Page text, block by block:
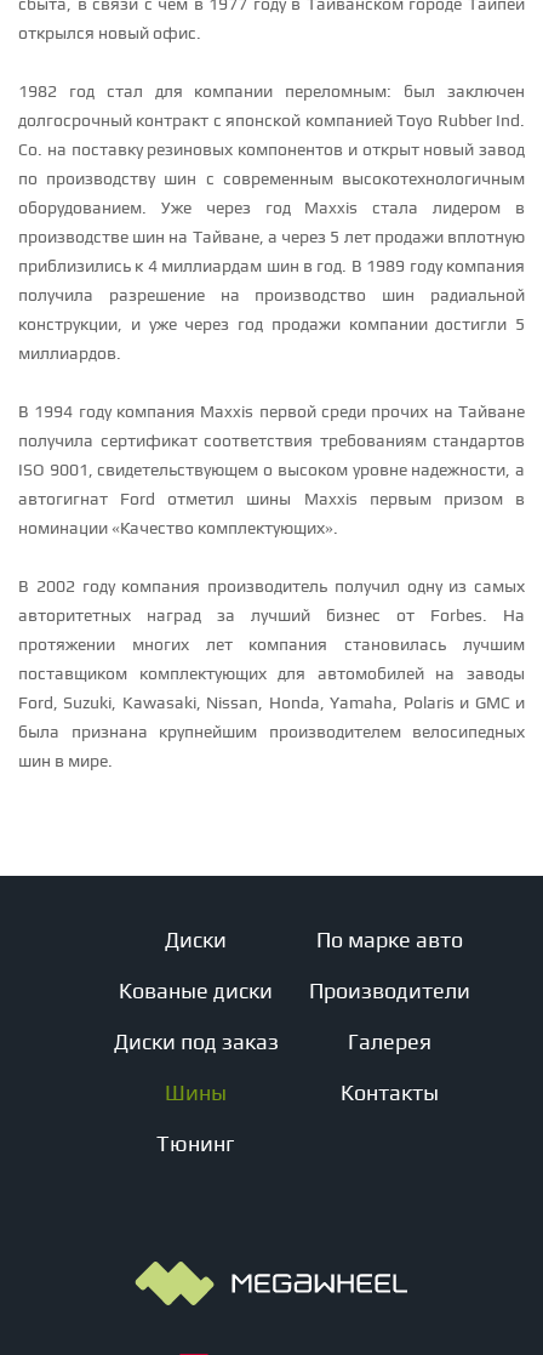
открылся новый офис.
1982 год стал для компании переломным: был заключен
долгосрочный контракт с японской компанией Toyo Rubber Ind.
Co. на поставку резиновых компонентов и открыт новый завод
по производству шин с современным высокотехнологичным
оборудованием. Уже через год Maxxis стала лидером в
производстве шин на Тайване, а через 5 лет продажи вплотную
приблизились к 4 миллиардам шин в год. В 1989 году компания
получила разрешение на производство шин радиальной
конструкции, и уже через год продажи компании достигли 5
миллиардов.
В 1994 году компания Maxxis первой среди прочих на Тайване
получила сертификат соответствия требованиям стандартов
ISO 9001, свидетельствующем о высоком уровне надежности, а
автогигнат Ford отметил шины Maxxis первым призом в
номинации «Качество комплектующих».
В 2002 году компания производитель получил одну из самых
авторитетных наград за лучший бизнес от Forbes. На
протяжении многих лет компания становилась лучшим
поставщиком комплектующих для автомобилей на заводы
Ford, Suzuki, Kawasaki, Nissan, Honda, Yamaha, Polaris и GMC и
была признана крупнейшим производителем велосипедных
шин в мире.
Диски
Кованые диски
Диски под заказ
Шины
Тюнинг
По марке авто
Производители
Галерея
Контакты